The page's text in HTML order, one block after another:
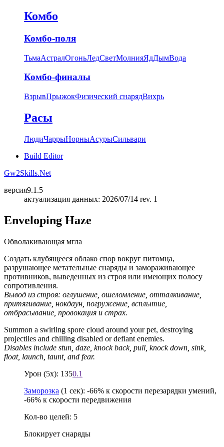
Комбо
Комбо-поля
ТьмаАстралОгоньЛедСветМолнияЯдДымВода
Комбо-финалы
ВзрывПрыжокФизический снарядВихрь
Расы
ЛюдиЧаррыНорныАсурыСильвари
Build Editor
Gw2Skills.Net
версия9.1.5
актуализация данных: 2026/07/14 rev. 1
Enveloping Haze
Обволакивающая мгла
Создать клубящееся облако спор вокруг питомца,
разрушающее метательные снаряды и замораживающее
противников, выведенных из строя или имеющих полосу
сопротивления.
Вывод из строя: оглушение, ошеломление, отталкивание,
притягивание, нокдаун, погружение, всплытие,
отбрасывание, провокация и страх.
Summon a swirling spore cloud around your pet, destroying
projectiles and chilling disabled or defiant enemies.
Disables include stun, daze, knock back, pull, knock down, sink,
float, launch, taunt, and fear.
Урон (5x): 1350.1
Заморозка (1 сек): -66% к скорости перезарядки умений,
-66% к скорости передвижения
Кол-во целей: 5
Блокирует снаряды